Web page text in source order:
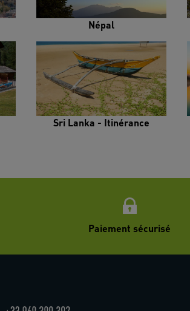
Népal
Sri Lanka - Itinérance
Paiement sécurisé